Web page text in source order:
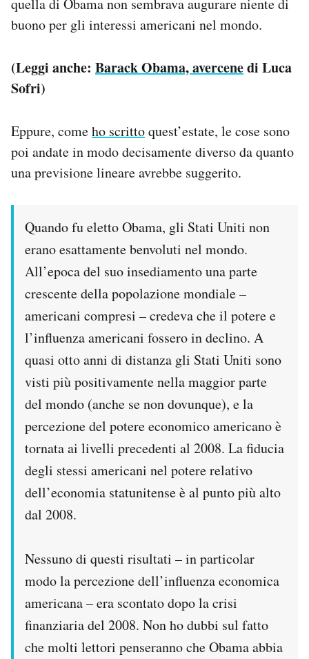
quella di Obama non sembrava augurare niente di
buono per gli interessi americani nel mondo.
(Leggi anche: Barack Obama, avercenedi Luca
Sofri)
Eppure, comeho scrittoquest’estate, le cose sono
poi andate in modo decisamente diverso da quanto
una previsione lineare avrebbe suggerito.
Quando fu eletto Obama, gli Stati Uniti non
erano esattamente benvoluti nel mondo.
All’epoca del suo insediamento una parte
crescente della popolazione mondiale –
americani compresi – credeva che il potere e
l’influenza americani fossero in declino. A
quasi otto anni di distanza gli Stati Uniti sono
visti più positivamente nella maggior parte
del mondo (anche se non dovunque), e la
percezione del potere economico americano è
tornata ai livelli precedenti al 2008. La fiducia
degli stessi americani nel potere relativo
dell’economia statunitense è al punto più alto
dal 2008.
Nessuno di questi risultati – in particolar
modo la percezione dell’influenza economica
americana – era scontato dopo la crisi
finanziaria del 2008. Non ho dubbi sul fatto
che molti lettori penseranno che Obama abbia